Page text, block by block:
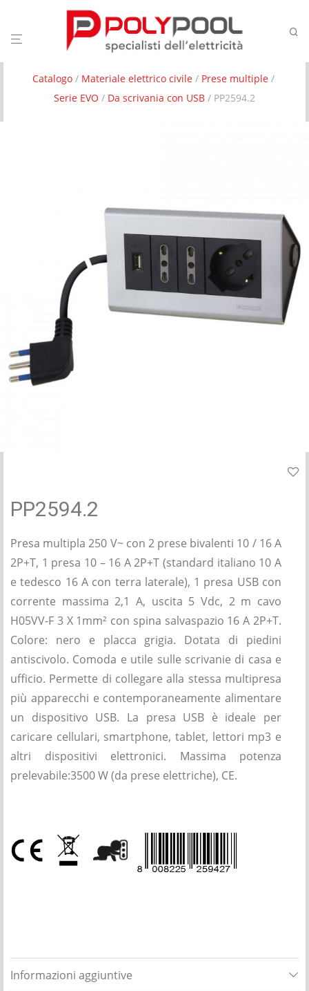
Catalogo/ Materiale elettrico civile/ Prese multiple/
Serie EVO / Da scrivania con USB / PP2594.2
PP2594.2
Presa multipla 250 V~ con 2 prese bivalenti 10 / 16 A
2P+T, 1 presa 10 – 16 A 2P+T (standard italiano 10 A
e tedesco 16 A con terra laterale), 1 presa USB con
corrente massima 2,1 A, uscita 5 Vdc, 2 m cavo
H05VV-F 3 X 1mm² con spina salvaspazio 16 A 2P+T.
Colore: nero e placca grigia. Dotata di piedini
antiscivolo. Comoda e utile sulle scrivanie di casa e
ufficio. Permette di collegare alla stessa multipresa
più apparecchi e contemporaneamente alimentare
un dispositivo USB. La presa USB è ideale per
caricare cellulari, smartphone, tablet, lettori mp3 e
altri dispositivi elettronici. Massima potenza
prelevabile:3500 W (da prese elettriche), CE.
Informazioni aggiuntive